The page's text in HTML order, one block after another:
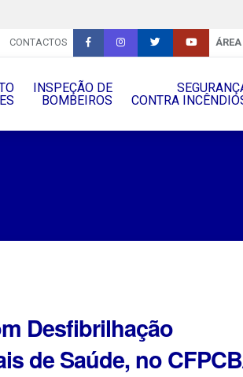
CONTACTOS
INSPEÇÃO DE
BOMBEIROS
CONTRA
Desfibrilhação
de Saúde, no